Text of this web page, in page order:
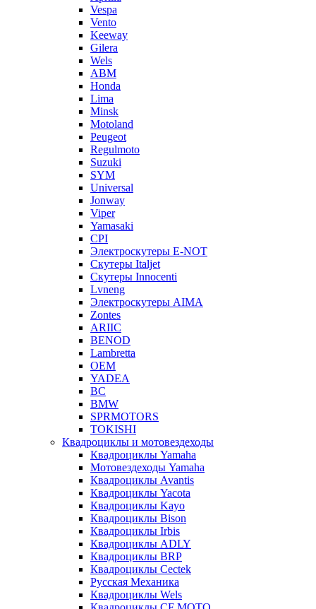
Vespa
Vento
Keeway
Gilera
Wels
ABM
Honda
Lima
Minsk
Motoland
Peugeot
Regulmoto
Suzuki
SYM
Universal
Jonway
Viper
Yamasaki
CPI
Электроскутеры E-NOT
Скутеры Italjet
Скутеры Innocenti
Lvneng
Электроскутеры AIMA
Zontes
ARIIC
BENOD
Lambretta
OEM
YADEA
BC
BMW
SPRMOTORS
TOKISHI
Квадроциклы и мотовездеходы
Квадроциклы Yamaha
Мотовездеходы Yamaha
Квадроциклы Avantis
Квадроциклы Yacota
Квадроциклы Kayo
Квадроциклы Bison
Квадроциклы Irbis
Квадроциклы ADLY
Квадроциклы BRP
Квадроциклы Cectek
Русская Механика
Квадроциклы Wels